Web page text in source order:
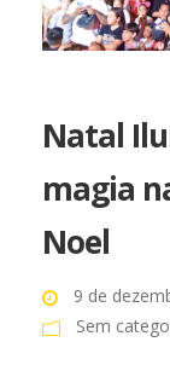
Natal
magia
Noel
9 de
Sem